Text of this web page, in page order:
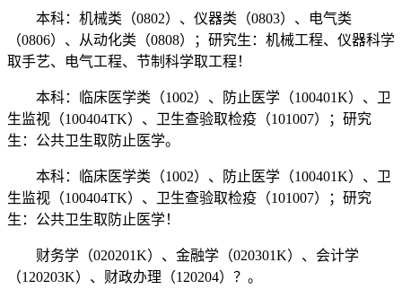
本科：机械类（0802）、仪器类（0803）、电气类
（0806）、从动化类（0808）；研究生：机械工程、仪器科学
取手艺、电气工程、节制科学取工程！
本科：临床医学类（1002）、防止医学（100401K）、卫
生监视（100404TK）、卫生查验取检疫（101007）；研究
生：公共卫生取防止医学。
本科：临床医学类（1002）、防止医学（100401K）、卫
生监视（100404TK）、卫生查验取检疫（101007）；研究
生：公共卫生取防止医学！
财务学（020201K）、金融学（020301K）、会计学
（120203K）、财政办理（120204）？。